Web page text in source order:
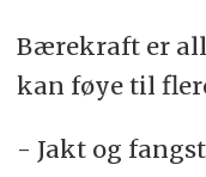
Bærekraft er
kan føye til
- Jakt og